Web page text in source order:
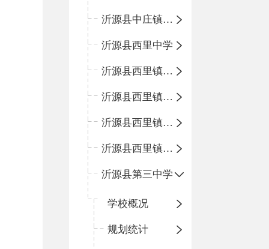
沂源县中庄镇中心小学
沂源县西里中学
沂源县西里镇中心小学
沂源县西里镇柳枝峪回民小学
沂源县西里镇金星完全小学
沂源县西里镇团圆小学
沂源县第三中学
学校概况
规划统计